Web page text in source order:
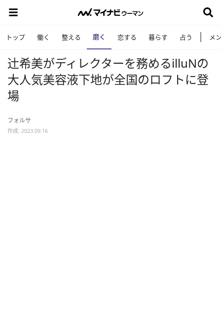
トップ 働く 整える 磨く 恋する 暮らす 占う メ
辻󠄀希美がディレクターを務めるilluNの
大人気美容液下地が全国のロフトに登
場
フォルサ
作成: 2023.09.16